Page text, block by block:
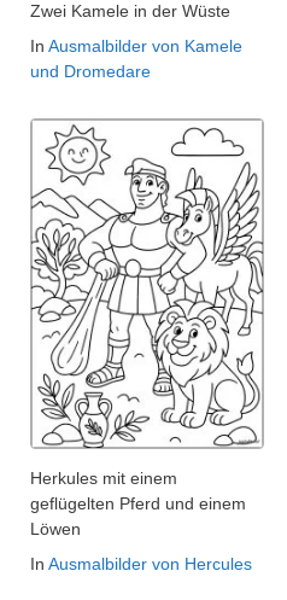
Zwei Kamele in der Wüste
In Ausmalbilder von Kamele
und Dromedare
Herkules mit einem
geflügelten Pferd und einem
Löwen
In Ausmalbilder von Hercules